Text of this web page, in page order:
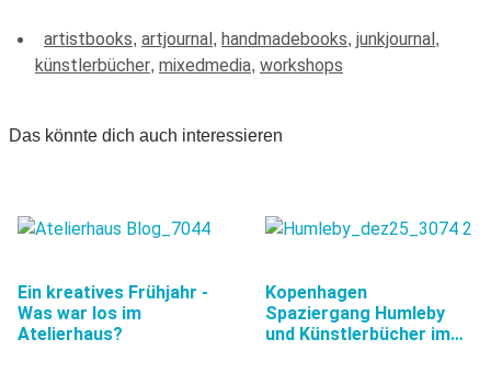
artistbooks, artjournal, handmadebooks, junkjournal,
künstlerbücher, mixedmedia, workshops
Das könnte dich auch interessieren
Ein kreatives Frühjahr -
Was war los im
Atelierhaus?
Kopenhagen
Spaziergang Humleby
und Künstlerbücher im…